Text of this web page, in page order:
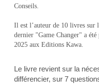
Conseils.
Il est l’auteur de 10 livres sur
dernier "Game Changer" a été
2025 aux Editions Kawa.
Le livre revient sur la
différencier, sur 7